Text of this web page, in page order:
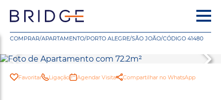
COMPRAR/APARTAMENTO/PORTO ALEGRE/SÃO JOÃO/CÓDIGO 41480
Favoritar Ligação Agendar Visita Compartilhar no WhatsApp